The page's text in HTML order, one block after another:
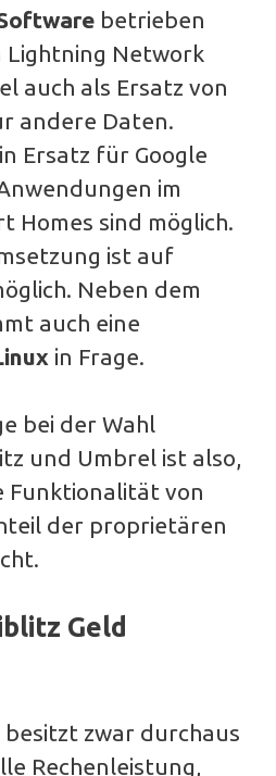
betrieben
Lightning Network
auch als Ersatz von
andere Daten.
Ersatz für Google
im
Homes sind möglich.
ist auf
Neben dem
auch eine
in Frage.
bei der Wahl
und Umbrel ist also,
Funktionalität von
der proprietären
Geld
besitzt zwar durchaus
Rechenleistung,